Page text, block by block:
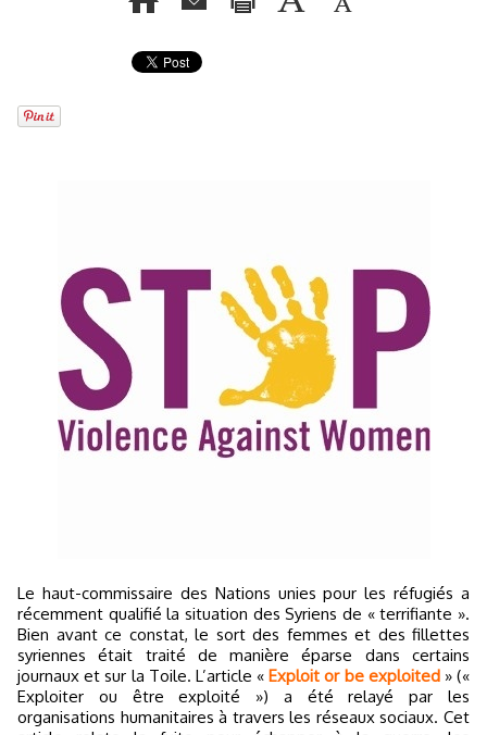
Le haut-commissaire des Nations unies pour les réfugiés a
récemment qualifié la situation des Syriens de « terrifiante ».
Bien avant ce constat, le sort des femmes et des fillettes
syriennes était traité de manière éparse dans certains
journaux et sur la Toile. L’article «Exploit or be exploited» («
Exploiter ou être exploité ») a été relayé par les
organisations humanitaires à travers les réseaux sociaux. Cet